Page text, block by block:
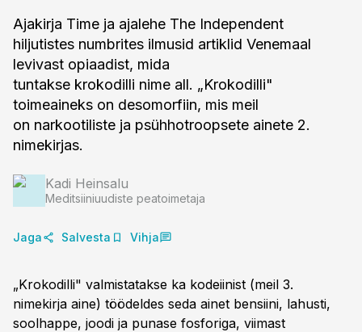
Ajakirja Time ja ajalehe The Independent
hiljutistes numbrites ilmusid artiklid Venemaal
levivast opiaadist, mida
tuntakse krokodilli nime all. „Krokodilli"
toimeaineks on desomorfiin, mis meil
on narkootiliste ja psühhotroopsete ainete 2.
nimekirjas.
Kadi Heinsalu
Meditsiiniuudiste peatoimetaja
Jaga Salvesta Vihja
„Krokodilli" valmistatakse ka kodeiinist (meil 3.
nimekirja aine) töödeldes seda ainet bensiini, lahusti,
soolhappe, joodi ja punase fosforiga, viimast